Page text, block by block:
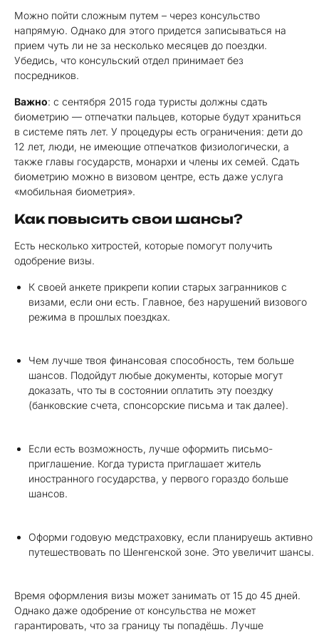
Можно пойти сложным путем – через консульство
напрямую. Однако для этого придется записываться на
прием чуть ли не за несколько месяцев до поездки.
Убедись, что консульский отдел принимает без
посредников.
Важно: с сентября 2015 года туристы должны сдать
биометрию — отпечатки пальцев, которые будут храниться
в системе пять лет. У процедуры есть ограничения: дети до
12 лет, люди, не имеющие отпечатков физиологически, а
также главы государств, монархи и члены их семей. Сдать
биометрию можно в визовом центре, есть даже услуга
«мобильная биометрия».
Как повысить свои шансы?
Есть несколько хитростей, которые помогут получить
одобрение визы.
К своей анкете прикрепи копии старых загранников с
визами, если они есть. Главное, без нарушений визового
режима в прошлых поездках.
Чем лучше твоя финансовая способность, тем больше
шансов. Подойдут любые документы, которые могут
доказать, что ты в состоянии оплатить эту поездку
(банковские счета, спонсорские письма и так далее).
Если есть возможность, лучше оформить письмо-
приглашение. Когда туриста приглашает житель
иностранного государства, у первого гораздо больше
шансов.
Оформи годовую медстраховку, если планируешь активно
путешествовать по Шенгенской зоне. Это увеличит шансы.
Время оформления визы может занимать от 15 до 45 дней.
Однако даже одобрение от консульства не может
гарантировать, что за границу ты попадёшь. Лучше